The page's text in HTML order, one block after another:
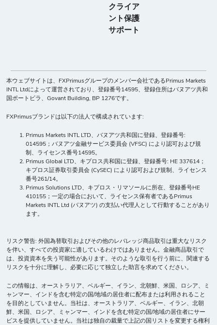
クライア
ント保護
サポート
本ウェブサイトは、FXPrimusグループのメンバー会社であるPrimus Markets
INTL Ltdによって運営されており、登録番号14595、登録住所はバヌアツ共和
国ポートビラ、Govant Building, BP 1276です。
FXPrimusブランドは以下の法人で構成されています:
Primus Markets INTL LTD、バヌアツ共和国に登録、登録番号:
014595；バヌアツ金融サービス委員会 (VFSC) により認可および規
制、ライセンス番号14595。
Primus Global LTD、キプロス共和国に登録、登録番号: HE 337614；
キプロス証券取引委員会 (CySEC) により認可および規制、ライセンス
番号261/14。
Primus Solutions LTD、キプロス・リマソールに所在、登録番号HE
410155；一定の場合において、ライセンス保有者であるPrimus
Markets INTL Ltd (バヌアツ) の支払い代理人として行動することがあり
ます。
リスク警告: 外国為替取引およびその他のレバレッジ商品取引は重大なリスク
を伴い、すべての投資家に適しているわけではありません。金融商品取引で
は、投資資本を失う可能性があります。そのような取引を行う前に、関連する
リスクを十分に理解し、必要に応じて独立した助言を求めてください。
この情報は、オーストラリア、ベルギー、イラン、北朝鮮、米国、ロシア、ミ
ャンマー、インドを含む特定の国/地域の居住者に配布または利用されること
を目的としていません。当社は、オーストラリア、ベルギー、イラン、北朝
鮮、米国、ロシア、ミャンマー、インドを含む特定の国/地域の居住者にサー
ビスを提供していません。当社は独自の裁量で上記の国リストを変更する権利